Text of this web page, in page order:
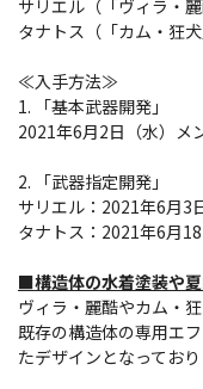
サリエル（「ヴィラ・麗
タナトス（「カム・狂犬
≪入手方法≫
1. 「基本武器開発」
2021年6月2日（水）メ
2. 「武器指定開発」
サリエル：2021年6月3
タナトス：2021年6月
■構造体の水着塗装や
ヴィラ・麗酷やカム・
既存の構造体の専用エ
たデザインとなってお